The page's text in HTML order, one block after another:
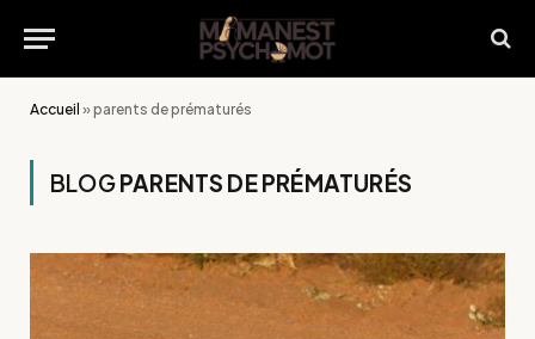
Accueil »parents de prématurés
BLOGPARENTS DE PRÉMATURÉS